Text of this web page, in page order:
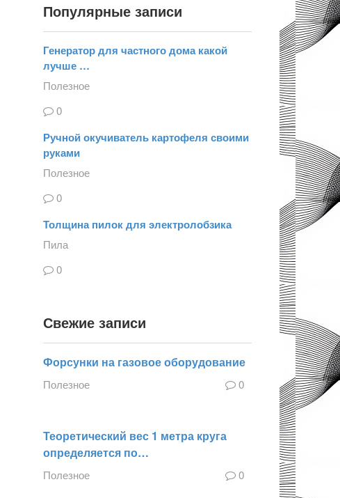
Популярные записи
Генератор для частного дома какой
лучше …
Полезное
0
Ручной окучиватель картофеля своими
руками
Полезное
0
Толщина пилок для электролобзика
Пила
0
Свежие записи
Форсунки на газовое оборудование
Полезное 0
Теоретический вес 1 метра круга
определяется по…
Полезное 0